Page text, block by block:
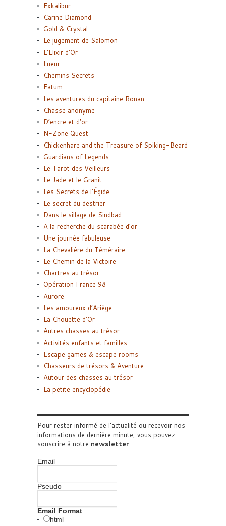
Exkalibur
Carine Diamond
Gold & Crystal
Le jugement de Salomon
L’Elixir d’Or
Lueur
Chemins Secrets
Fatum
Les aventures du capitaine Ronan
Chasse anonyme
D’encre et d’or
N-Zone Quest
Chickenhare and the Treasure of Spiking-Beard
Guardians of Legends
Le Tarot des Veilleurs
Le Jade et le Granit
Les Secrets de l’Égide
Le secret du destrier
Dans le sillage de Sindbad
A la recherche du scarabée d’or
Une journée fabuleuse
La Chevalière du Téméraire
Le Chemin de la Victoire
Chartres au trésor
Opération France 98
Aurore
Les amoureux d’Ariège
La Chouette d’Or
Autres chasses au trésor
Activités enfants et familles
Escape games & escape rooms
Chasseurs de trésors & Aventure
Autour des chasses au trésor
La petite encyclopédie
Pour rester informé de l'actualité ou recevoir nos
informations de dernière minute, vous pouvez
souscrire à notre newsletter.
Email
Pseudo
Email Format
html